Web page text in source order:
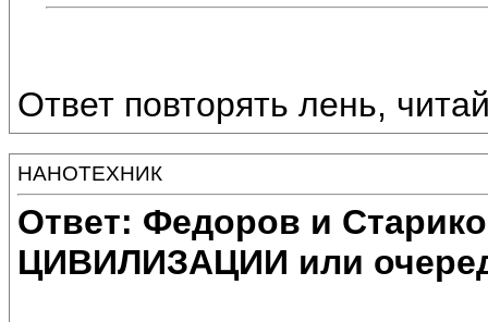
Ответ повторять лень,
НАНОТЕХНИК
Ответ: Федоров и
ЦИВИЛИЗАЦИИ или